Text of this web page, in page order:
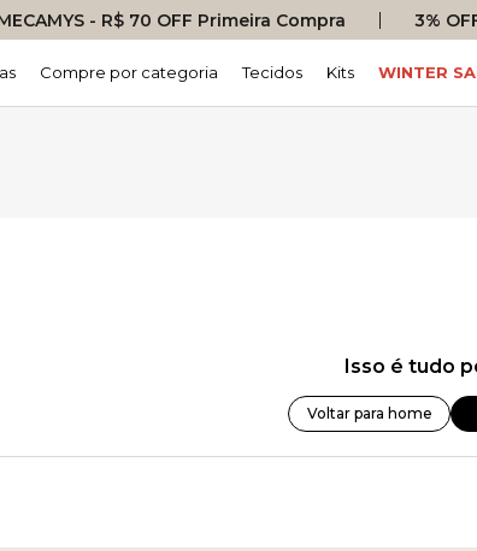
- R$ 70 OFF Primeira Compra 3%
Compre por categoria Tecidos Kits WINTER
Isso é tudo
Voltar para home